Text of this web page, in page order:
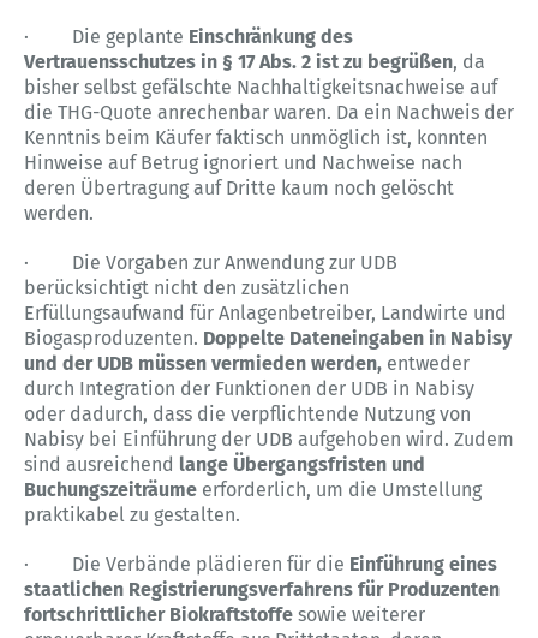
· Die geplante Einschränkung des
Vertrauensschutzes in § 17 Abs. 2 ist zu begrüßen, da
bisher selbst gefälschte Nachhaltigkeitsnachweise auf
die THG-Quote anrechenbar waren. Da ein Nachweis der
Kenntnis beim Käufer faktisch unmöglich ist, konnten
Hinweise auf Betrug ignoriert und Nachweise nach
deren Übertragung auf Dritte kaum noch gelöscht
werden.
· Die Vorgaben zur Anwendung zur UDB
berücksichtigt nicht den zusätzlichen
Erfüllungsaufwand für Anlagenbetreiber, Landwirte und
Biogasproduzenten. Doppelte Dateneingaben in Nabisy
und der UDB müssen vermieden werden, entweder
durch Integration der Funktionen der UDB in Nabisy
oder dadurch, dass die verpflichtende Nutzung von
Nabisy bei Einführung der UDB aufgehoben wird. Zudem
sind ausreichend lange Übergangsfristen und
Buchungszeiträume erforderlich, um die Umstellung
praktikabel zu gestalten.
· Die Verbände plädieren für die Einführung eines
staatlichen Registrierungsverfahrens für Produzenten
fortschrittlicher Biokraftstoffe sowie weiterer